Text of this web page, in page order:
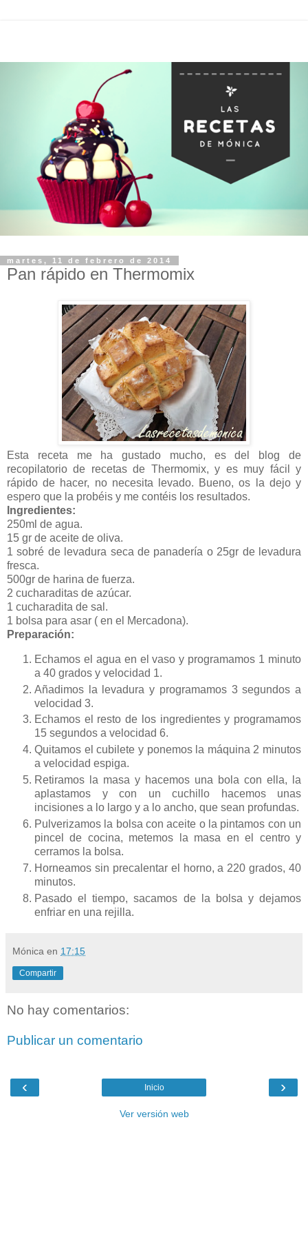
martes, 11 de febrero de 2014
Pan rápido en Thermomix
Esta receta me ha gustado mucho, es del blog de
recopilatorio de recetas de Thermomix, y es muy fácil y
rápido de hacer, no necesita levado. Bueno, os la dejo y
espero que la probéis y me contéis los resultados.
Ingredientes:
250ml de agua.
15 gr de aceite de oliva.
1 sobré de levadura seca de panadería o 25gr de levadura
fresca.
500gr de harina de fuerza.
2 cucharaditas de azúcar.
1 cucharadita de sal.
1 bolsa para asar ( en el Mercadona).
Preparación:
Echamos el agua en el vaso y programamos 1 minuto
a 40 grados y velocidad 1.
Añadimos la levadura y programamos 3 segundos a
velocidad 3.
Echamos el resto de los ingredientes y programamos
15 segundos a velocidad 6.
Quitamos el cubilete y ponemos la máquina 2 minutos
a velocidad espiga.
Retiramos la masa y hacemos una bola con ella, la
aplastamos y con un cuchillo hacemos unas
incisiones a lo largo y a lo ancho, que sean profundas.
Pulverizamos la bolsa con aceite o la pintamos con un
pincel de cocina, metemos la masa en el centro y
cerramos la bolsa.
Horneamos sin precalentar el horno, a 220 grados, 40
minutos.
Pasado el tiempo, sacamos de la bolsa y dejamos
enfriar en una rejilla.
Mónica en 17:15
Compartir
No hay comentarios:
Publicar un comentario
‹ ›
Inicio
Ver versión web